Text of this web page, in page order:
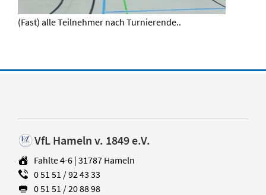
(Fast) alle Teilnehmer nach Turnierende..
VfL Hameln v. 1849 e.V.
Fahlte 4-6 | 31787 Hameln
0 51 51 / 92 43 33
0 51 51 / 20 88 98